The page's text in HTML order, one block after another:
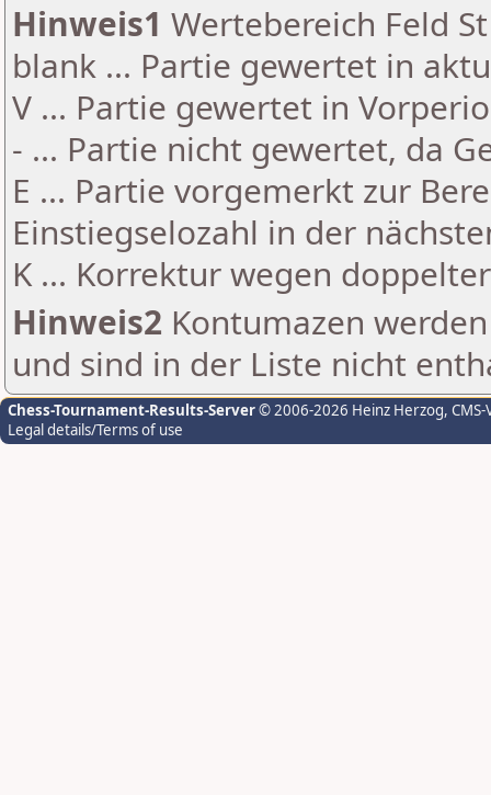
Hinweis1 Wertebereich Feld
blank ... Partie gewertet in
V ... Partie gewertet in
- ... Partie nicht gewertet, da
E ... Partie vorgemerkt zur
Einstiegselozahl in der
K ... Korrektur wegen
Hinweis2 Kontumazen
und sind in der Liste nicht
Chess-Tournament-Results-Server© 2006-2026 Heinz Herzog,
Legal details/Terms of use